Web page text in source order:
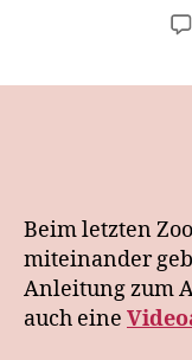
Beim letzten
miteinander
Anleitung zum
auch eine